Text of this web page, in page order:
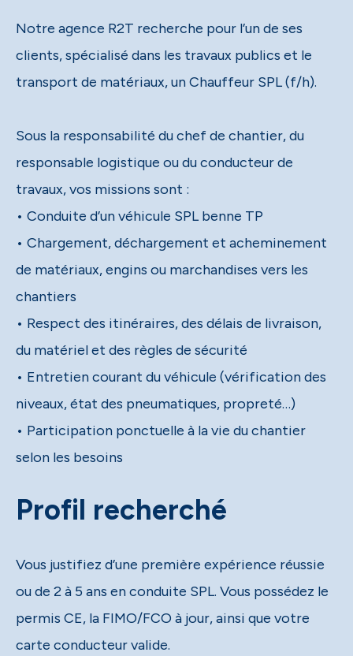
Notre agence R2T recherche pour l’un de ses
clients, spécialisé dans les travaux publics et le
transport de matériaux, un Chauffeur SPL (f/h).
Sous la responsabilité du chef de chantier, du
responsable logistique ou du conducteur de
travaux, vos missions sont :
• Conduite d’un véhicule SPL benne TP
• Chargement, déchargement et acheminement
de matériaux, engins ou marchandises vers les
chantiers
• Respect des itinéraires, des délais de livraison,
du matériel et des règles de sécurité
• Entretien courant du véhicule (vérification des
niveaux, état des pneumatiques, propreté…)
• Participation ponctuelle à la vie du chantier
selon les besoins
Profil recherché
Vous justifiez d’une première expérience réussie
ou de 2 à 5 ans en conduite SPL. Vous possédez le
permis CE, la FIMO/FCO à jour, ainsi que votre
carte conducteur valide.